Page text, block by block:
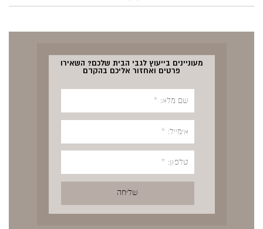
מעוניינים בייעוץ לגבי הבית שלכם? השאירו
פרטים ואחזור אליכם בהקדם